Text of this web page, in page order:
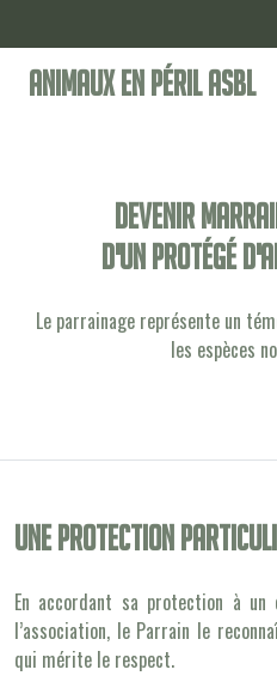
Animaux en Péril ASBL
Devenir
d'un protégé
Le parrainage représente un
les espèces
Une protection
En accordant sa protection à un
l’association, le Parrain le
qui mérite le respect.